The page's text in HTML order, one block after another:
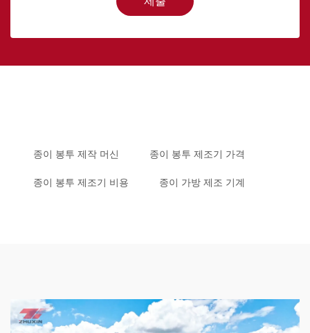
종이 봉투 제작 머신 종이 봉투 제조기 가격
종이 봉투 제조기 비용 종이 가방 제조 기계